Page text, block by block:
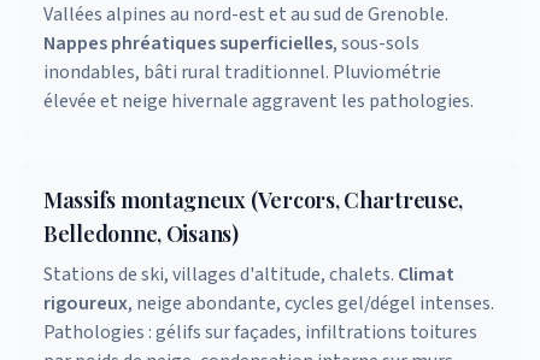
Vallées alpines au nord-est et au sud de Grenoble.
Nappes phréatiques superficielles, sous-sols
inondables, bâti rural traditionnel. Pluviométrie
élevée et neige hivernale aggravent les pathologies.
Massifs montagneux (Vercors, Chartreuse,
Belledonne, Oisans)
Stations de ski, villages d'altitude, chalets. Climat
rigoureux, neige abondante, cycles gel/dégel intenses.
Pathologies : gélifs sur façades, infiltrations toitures